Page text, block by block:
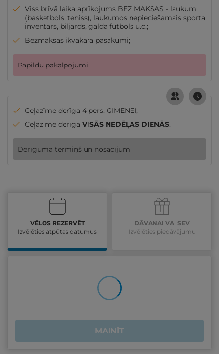
Viss brīvā laika aprīkojums BEZ MAKSAS - laukumi
(basketbols, teniss), laukumos nepieciešamais sporta
inventārs, biljards, galda futbols u.c.;
Bezmaksas ikvakara pasākumi;
Papildu pakalpojumi
Ceļazīme derīga 4 pers. ĢIMENEI;
Ceļazīme derīga VISĀS NEDĒĻAS DIENĀS.
Derīguma termiņš un nosacījumi
VĒLOS REZERVĒT
Izvēlēties atpūtas datumus
DĀVANAI VAI SEV
Izvēlēties piedāvājumu
MAINĪT